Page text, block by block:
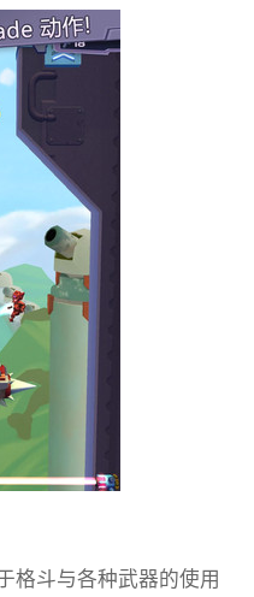
格斗与各种武器的使用